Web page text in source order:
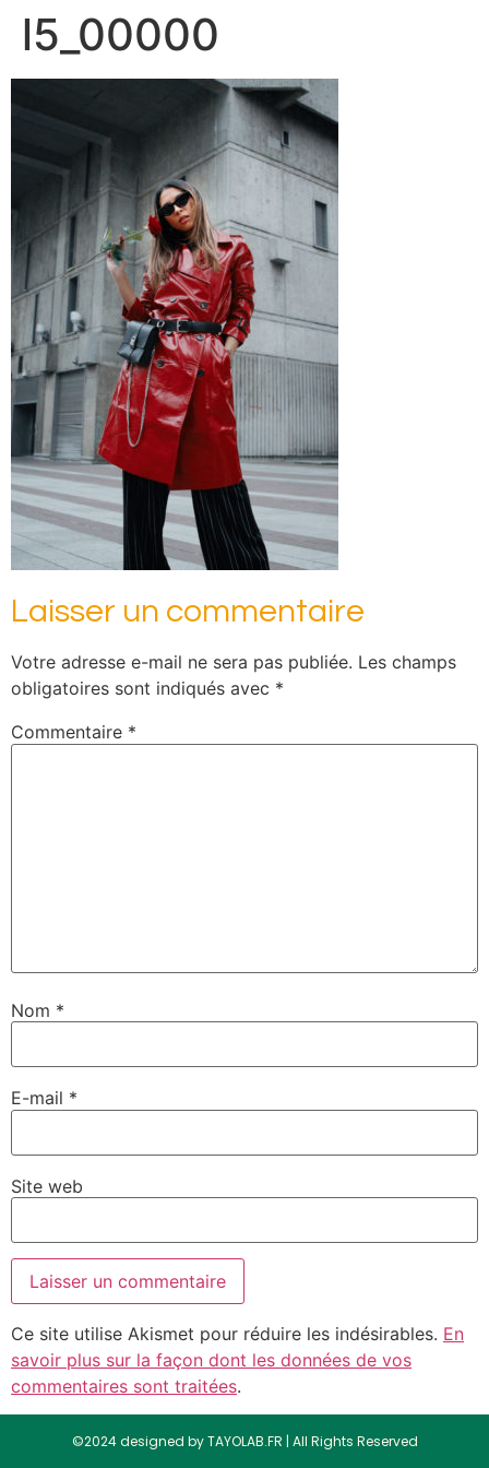
l5_00000
Laisser un commentaire
Votre adresse e-mail ne sera pas publiée. Les champs
obligatoires sont indiqués avec *
Commentaire *
Nom *
E-mail *
Site web
Ce site utilise Akismet pour réduire les indésirables. En
savoir plus sur la façon dont les données de vos
commentaires sont traitées.
©2024 designed by TAYOLAB.FR | All Rights Reserved